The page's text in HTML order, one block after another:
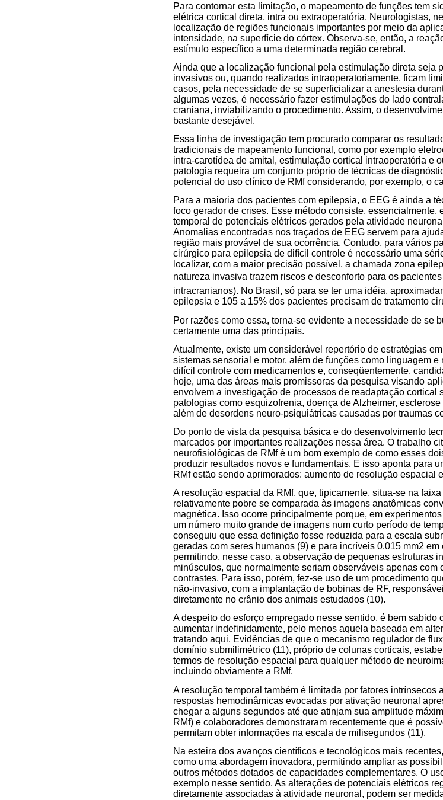
Para contornar esta limitação, o mapeamento de funções tem
elétrica cortical direta, intra ou extraoperatória. Neurologistas,
localização de regiões funcionais importantes por meio da
intensidade, na superfície do córtex. Observa-se, então, a
estímulo específico a uma determinada região cerebral.
Ainda que a localização funcional pela estimulação direta seja
invasivos ou, quando realizados intraoperatoriamente, ficam
casos, pela necessidade de se superficializar a anestesia
algumas vezes, é necessário fazer estimulações do lado
craniana, inviabilizando o procedimento. Assim, o
bastante desejável.
Essa linha de investigação tem procurado comparar os
tradicionais de mapeamento funcional, como por exemplo
intra-carotídea de amital, estimulação cortical intraoperatória e
patologia requeira um conjunto próprio de técnicas de
potencial do uso clínico de RMf considerando, por exemplo, o
Para a maioria dos pacientes com epilepsia, o EEG é ainda a
foco gerador de crises. Esse método consiste, essencialmente,
temporal de potenciais elétricos gerados pela atividade
Anomalias encontradas nos traçados de EEG servem para
região mais provável de sua ocorrência. Contudo, para vários
cirúrgico para epilepsia de difícil controle é necessário uma
localizar, com a maior precisão possível, a chamada zona
natureza invasiva trazem riscos e desconforto para os
intracranianos). No Brasil, só para se ter uma idéia,
epilepsia e 105 a 15% dos pacientes precisam de tratamento
Por razões como essa, torna-se evidente a necessidade de se
certamente uma das principais.
Atualmente, existe um considerável repertório de estratégias
sistemas sensorial e motor, além de funções como linguagem
difícil controle com medicamentos e, conseqüentemente,
hoje, uma das áreas mais promissoras da pesquisa visando
envolvem a investigação de processos de readaptação cortical
patologias como esquizofrenia, doença de Alzheimer,
além de desordens neuro-psiquiátricas causadas por traumas
Do ponto de vista da pesquisa básica e do desenvolvimento
marcados por importantes realizações nessa área. O trabalho
neurofisiológicas de RMf é um bom exemplo de como esses
produzir resultados novos e fundamentais. E isso aponta para
RMf estão sendo aprimorados: aumento de resolução espacial
A resolução espacial da RMf, que, tipicamente, situa-se na
relativamente pobre se comparada às imagens anatômicas
magnética. Isso ocorre principalmente porque, em
um número muito grande de imagens num curto período de
conseguiu que essa definição fosse reduzida para a escala
geradas com seres humanos (9) e para incríveis 0.015 mm2
permitindo, nesse caso, a observação de pequenas estruturas
minúsculos, que normalmente seriam observáveis apenas com
contrastes. Para isso, porém, fez-se uso de um procedimento
não-invasivo, com a implantação de bobinas de RF,
diretamente no crânio dos animais estudados (10).
A despeito do esforço empregado nesse sentido, é bem
aumentar indefinidamente, pelo menos aquela baseada em
tratando aqui. Evidências de que o mecanismo regulador de
domínio submilimétrico (11), próprio de colunas corticais,
termos de resolução espacial para qualquer método de
incluindo obviamente a RMf.
A resolução temporal também é limitada por fatores intrínsecos
respostas hemodinâmicas evocadas por ativação neuronal
chegar a alguns segundos até que atinjam sua amplitude
RMf) e colaboradores demonstraram recentemente que é
permitam obter informações na escala de milisegundos (11).
Na esteira dos avanços científicos e tecnológicos mais
como uma abordagem inovadora, permitindo ampliar as
outros métodos dotados de capacidades complementares. O
exemplo nesse sentido. As alterações de potenciais elétricos
diretamente associadas à atividade neuronal, podem ser